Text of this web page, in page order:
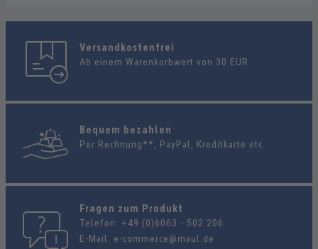
Versandkostenfrei
Ab einem Warenkorbwert von 30 EUR
Bequem bezahlen
Per Rechnung**, PayPal, Kreditkarte etc.
Fragen zum Produkt
Telefon: +49 (0)6063 - 502 206
E-Mail: e-commerce@maul.de